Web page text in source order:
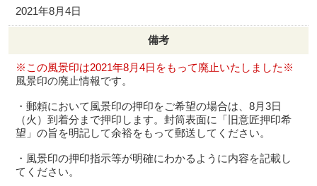
2021年8月4日
備考
※この風景印は2021年8月4日をもって廃止いたしました※
風景印の廃止情報です。
・郵頼において風景印の押印をご希望の場合は、8月3日
（火）到着分まで押印します。封筒表面に「旧意匠押印希
望」の旨を明記して余裕をもって郵送してください。
・風景印の押印指示等が明確にわかるように内容を記載し
てください。